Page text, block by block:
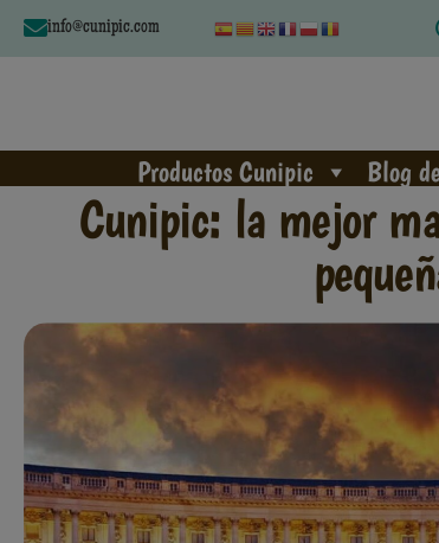
info@cunipic.com
Productos Cunipic Blog
Cunipic: la mejor